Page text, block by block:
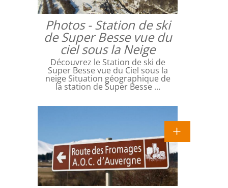
Photos - Station de ski
de Super Besse vue du
ciel sous la Neige
Découvrez le Station de ski de
Super Besse vue du Ciel sous la
neige Situation géographique de
la station de Super Besse …